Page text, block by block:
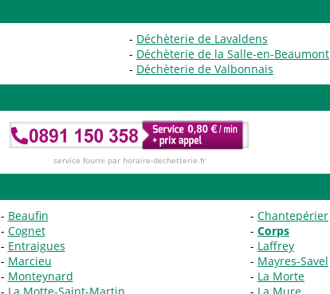
Déchèterie de Lavaldens
Déchèterie de la Salle-en-Beaumont
Déchèterie de Valbonnais
service fourni par horaire-dechetterie.fr
Beaufin
Chantepérier
Cognet
Corps
Entraigues
Laffrey
Marcieu
Mayres-Savel
Monteynard
La Morte
La Motte-Saint-Martin La Mure